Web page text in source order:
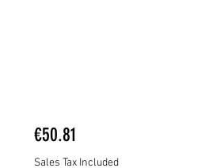
€50.81Price
Sales Tax Included